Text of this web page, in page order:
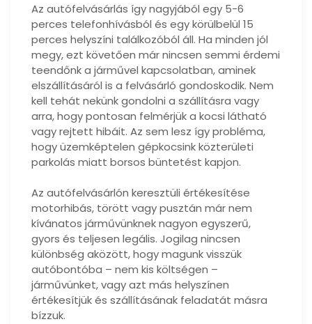
Az autófelvásárlás így nagyjából egy 5-6
perces telefonhívásból és egy körülbelül 15
perces helyszíni találkozóból áll. Ha minden jól
megy, ezt követően már nincsen semmi érdemi
teendőnk a járművel kapcsolatban, aminek
elszállításáról is a felvásárló gondoskodik. Nem
kell tehát nekünk gondolni a szállításra vagy
arra, hogy pontosan felmérjük a kocsi látható
vagy rejtett hibáit. Az sem lesz így probléma,
hogy üzemképtelen gépkocsink közterületi
parkolás miatt borsos büntetést kapjon.
Az autófelvásárlón keresztüli értékesítése
motorhibás, törött vagy pusztán már nem
kívánatos járművünknek nagyon egyszerű,
gyors és teljesen legális. Jogilag nincsen
különbség aközött, hogy magunk visszük
autóbontóba – nem kis költségen –
járművünket, vagy azt más helyszínen
értékesítjük és szállításának feladatát másra
bízzuk.